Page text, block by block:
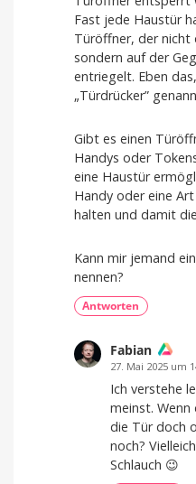
Fast jede Haustür
Türöffner, der nicht
sondern auf der
entriegelt. Eben
„Türdrücker”
Gibt es einen
Handys oder
eine Haustür
Handy oder eine
halten und damit
Kann mir jemand
nennen?
Antworten
Fabian
27. Mai 2025 um
Ich verstehe
meinst.
die Tür doch
noch?
Schlauch 😉